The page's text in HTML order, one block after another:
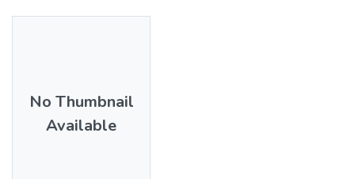
No Thumbnail
Available